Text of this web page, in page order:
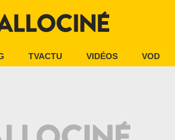
TVACTU VIDÉOS VOD